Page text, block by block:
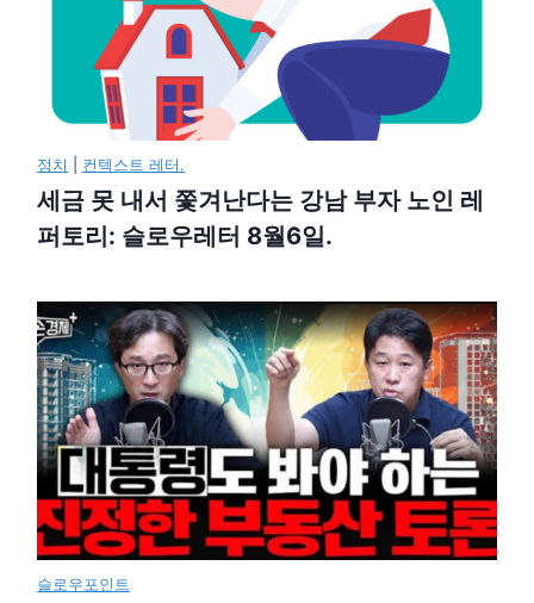
정치 컨텍스트 레터.
세금 못 내서 쫓겨난다는 강남 부자 노인 레
퍼토리: 슬로우레터 8월6일.
슬로우포인트